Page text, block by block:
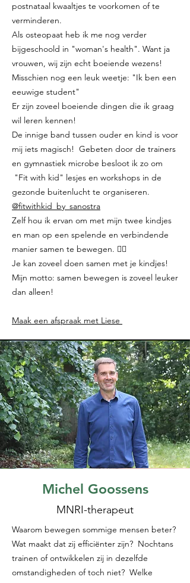
postnataal kwaaltjes te voorkomen of te
verminderen.
Als osteopaat heb ik me nog verder
bijgeschoold in "woman's health". Want ja
vrouwen, wij zijn echt boeiende wezens!
Misschien nog een leuk weetje: "Ik ben een
eeuwige student"
Er zijn zoveel boeiende dingen die ik graag
wil leren kennen!
De innige band tussen ouder en kind is voor
mij iets magisch! Gebeten door de trainers
en gymnastiek microbe besloot ik zo om
"Fit with kid" lesjes en workshops in de
gezonde buitenlucht te organiseren.
@fitwithkid_by_sanostra
Zelf hou ik ervan om met mijn twee kindjes
en man op een spelende en verbindende
manier samen te bewegen. 🤸‍♀️
Je kan zoveel doen samen met je kindjes!
Mijn motto: samen bewegen is zoveel leuker
dan alleen!
Maak een afspraak met Liese
Michel Goossens
MNRI-therapeut
Waarom bewegen sommige mensen beter?
Wat maakt dat zij efficiënter zijn? Nochtans
trainen of ontwikkelen zij in dezelfde
omstandigheden of toch niet? Welke